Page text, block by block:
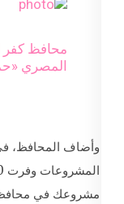
محافظ كفر
المصري
وأضاف المحافظ،